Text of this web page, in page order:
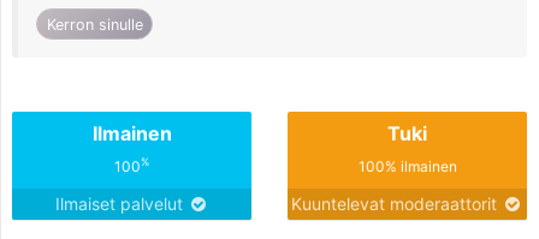
Kerron sinulle
Ilmainen
100%
Ilmaiset palvelut
Tuki
100% ilmainen
Kuuntelevat moderaattorit